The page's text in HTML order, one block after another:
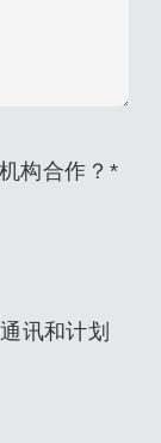
构合作？ *
讯和计划